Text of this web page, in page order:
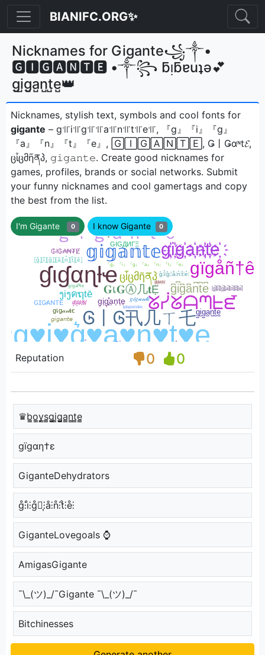
BIANIFC.ORG✨
Nicknames for Gigante꧁༒•
🅶🅸🅶🅰🅽🆃🅴 •༒꧂ ƃᴉƃɐuʇǝ💕
g̺i̺g̺a̺n̺t̺e̺👑
Nicknames, stylish text, symbols and cool fonts for
gigante – g꜉꜍i꜉꜍g꜉꜍꜉꜍a꜉꜍n꜉꜍t꜉꜍e꜉꜍, 『g』『i』『g』
『a』『n』『t』『e』, 🄶🄸🄶🄰🄽🅃🄴, Ǥ丨Ǥαᶰt𝓔,
ცἶცმῆནპ, 𝚐𝚒𝚐𝚊𝚗𝚝𝚎ㅤ. Create good nicknames for
games, profiles, brands or social networks. Submit
your funny nicknames and cool gamertags and copy
the best from the list.
I'm Gigante 0 I know Gigante 0
Reputation 0 0
♛b̳o̳y̳s̳g̳i̳g̳̲a̳n̳t̳e̳
gïgαη†ε
GiganteDehydrators
g̊⫶i̊⫶g̊⫶͎⫶å⫶n̊⫶t̊⫶e̊⫶
GiganteLovegoals ⌚
AmigasGigante
¯\_(ツ)_/¯Gigante ¯\_(ツ)_/¯
Bitchinesses